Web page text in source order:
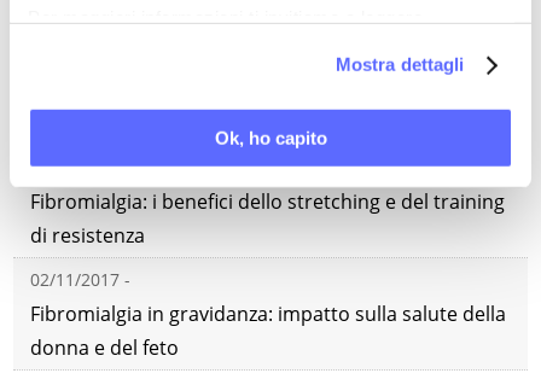
Mostra dettagli
Ok, ho capito
21/12/2017 -
Fibromialgia: i benefici dello stretching e del training
di resistenza
02/11/2017 -
Fibromialgia in gravidanza: impatto sulla salute della
donna e del feto